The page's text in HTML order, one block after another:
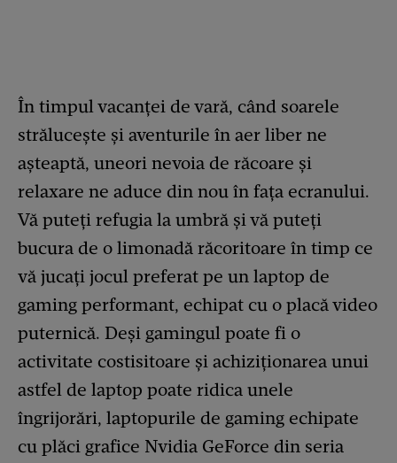
În timpul vacanței de vară, când soarele
strălucește și aventurile în aer liber ne
așteaptă, uneori nevoia de răcoare și
relaxare ne aduce din nou în fața ecranului.
Vă puteți refugia la umbră și vă puteți
bucura de o limonadă răcoritoare în timp ce
vă jucați jocul preferat pe un laptop de
gaming performant, echipat cu o placă video
puternică. Deși gamingul poate fi o
activitate costisitoare și achiziționarea unui
astfel de laptop poate ridica unele
îngrijorări, laptopurile de gaming echipate
cu plăci grafice Nvidia GeForce din seria